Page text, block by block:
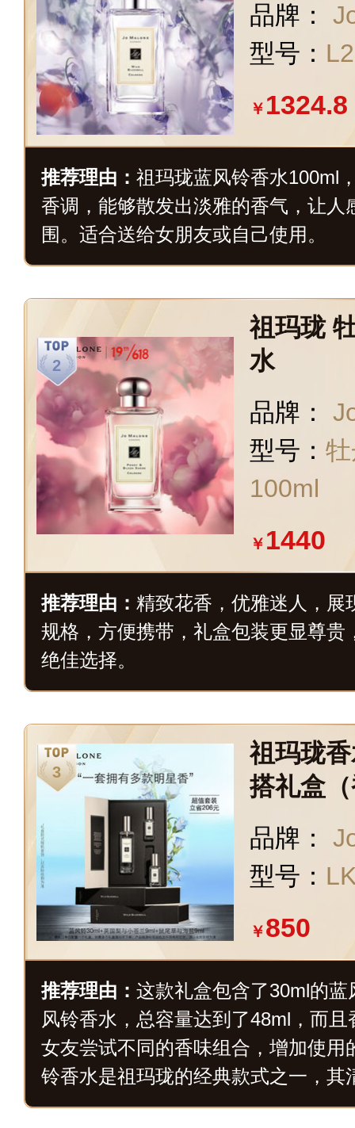
品牌：
型号：
￥ 1324.8
推荐理由： 祖玛珑蓝风铃香水100ml
香调，能够散发出淡雅的香气，让人
围。适合送给女朋友或自己使用。
祖玛珑
水
品牌：
型号：
100ml
￥ 1440
推荐理由： 精致花香，优雅迷人，展
规格，方便携带，礼盒包装更显尊贵
绝佳选择。
祖玛珑
搭礼盒
ml*2）
品牌：
型号：
￥850
推荐理由： 这款礼盒包含了30ml的
风铃香水，总容量达到了48ml，而
女友尝试不同的香味组合，增加使用
铃香水是祖玛珑的经典款式之一，其
气深受女性喜爱。